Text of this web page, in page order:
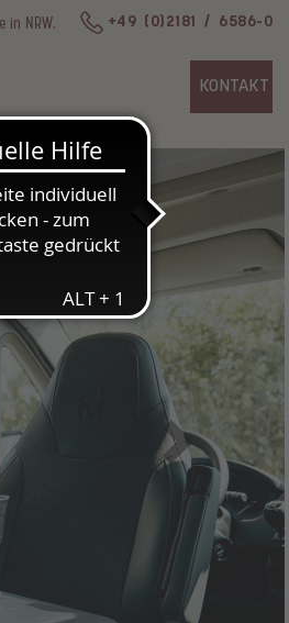
in NRW. +49 (0)2181 / 6586-0
KONTAKT
Next